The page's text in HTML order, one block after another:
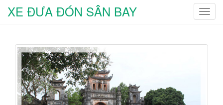
T
g
XE ĐƯA ĐÓN SÂN BAY